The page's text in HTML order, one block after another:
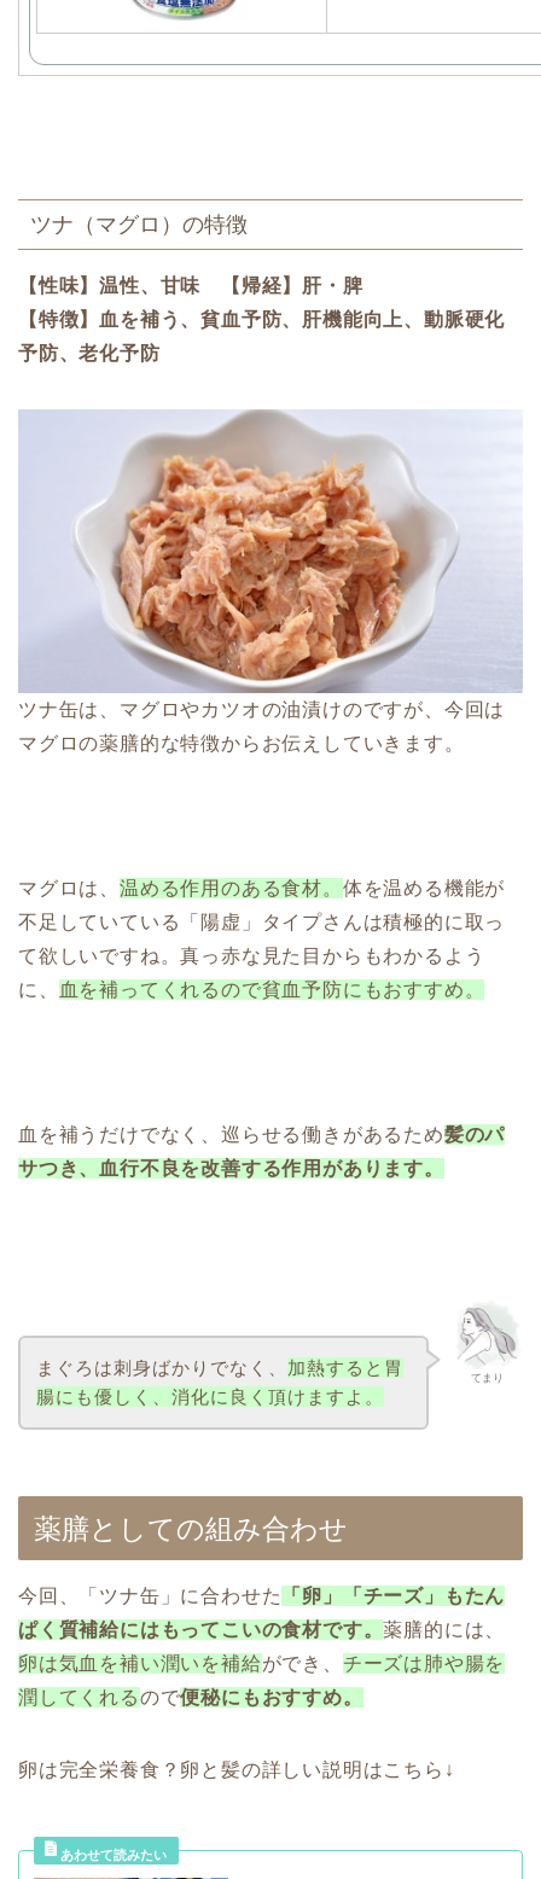
ツナ（マグロ）の特徴
【性味】温性、甘味 【帰経】肝・脾
【特徴】血を補う、貧血予防、肝機能向上、動脈硬化
予防、老化予防
ツナ缶は、マグロやカツオの油漬けのですが、今回は
マグロの薬膳的な特徴からお伝えしていきます。
マグロは、 温める作用のある食材。 体を温める機能が
不足していている「陽虚」タイプさんは積極的に取っ
て欲しいですね。真っ赤な見た目からもわかるよう
に、
血を補ってくれるので貧血予防にもおすすめ。
血を補うだけでなく、巡らせる働きがあるため髪のパ
サつき、血行不良を改善する作用があります。
てまり
まぐろは刺身ばかりでなく、 加熱すると胃
腸にも優しく、消化に良く頂けますよ。
薬膳としての組み合わせ
今回、「ツナ缶」に合わせた
「卵」「チーズ」もたん
ぱく質補給にはもってこいの食材です。薬膳的には、
卵は気血を補い潤いを補給ができ、 チーズは肺や腸を
潤してくれるので便秘にもおすすめ。
卵は完全栄養食？卵と髪の詳しい説明はこちら↓